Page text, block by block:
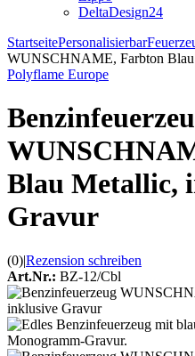
DeltaDesign24
StartseitePersonalisierbar
WUNSCHNAME, Farbton
Polyflame Europe
Blau Metallic,
Gravur
(0)|Rezension schreiben
Art.Nr.: BZ-12/Cbl